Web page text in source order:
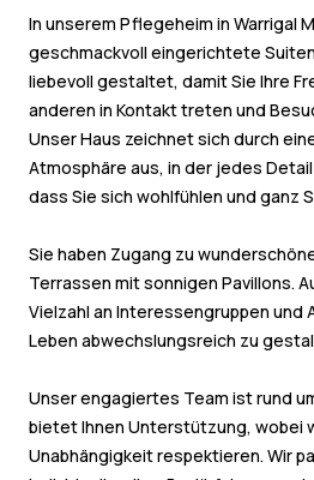
In unserem Pflegeheim in Warrigal
geschmackvoll eingerichtete
liebevoll gestaltet, damit Sie Ihre
anderen in Kontakt treten und
Unser Haus zeichnet sich durch
Atmosphäre aus, in der jedes
dass Sie sich wohlfühlen und ganz
Sie haben Zugang zu
Terrassen mit sonnigen Pavillons.
Vielzahl an Interessengruppen und
Leben abwechslungsreich zu
Unser engagiertes Team ist rund
bietet Ihnen Unterstützung, wobei
Unabhängigkeit respektieren. Wir